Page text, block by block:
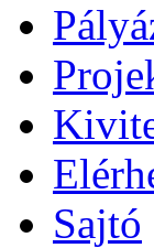
Sajtó